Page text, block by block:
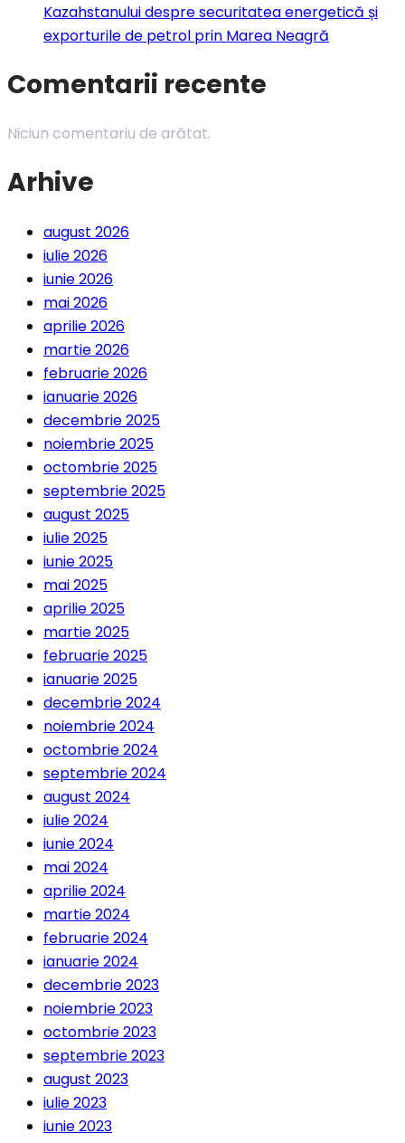
Kazahstanului despre securitatea energetică și
exporturile de petrol prin Marea Neagră
Comentarii recente
Niciun comentariu de arătat.
Arhive
august 2026
iulie 2026
iunie 2026
mai 2026
aprilie 2026
martie 2026
februarie 2026
ianuarie 2026
decembrie 2025
noiembrie 2025
octombrie 2025
septembrie 2025
august 2025
iulie 2025
iunie 2025
mai 2025
aprilie 2025
martie 2025
februarie 2025
ianuarie 2025
decembrie 2024
noiembrie 2024
octombrie 2024
septembrie 2024
august 2024
iulie 2024
iunie 2024
mai 2024
aprilie 2024
martie 2024
februarie 2024
ianuarie 2024
decembrie 2023
noiembrie 2023
octombrie 2023
septembrie 2023
august 2023
iulie 2023
iunie 2023